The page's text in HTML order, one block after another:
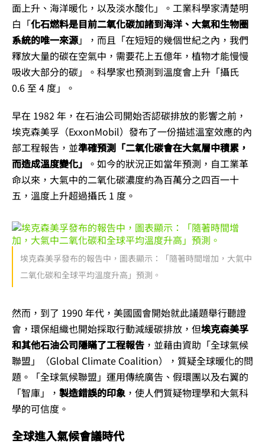
面上升、海洋暖化，以及淡水酸化」。工業科學家清楚明
白「化石燃料是目前二氧化碳加諸到海洋、大氣和生物圈
系統的唯一來源」，而且「在短短的幾個世紀之內，我們
釋放大量的碳在空氣中，需要花上五億年，植物才能慢慢
吸收大部分的碳」。科學家也預測到溫度會上升「攝氏
0.6 至 4 度」。
早在 1982 年，在石油公司開始否認碳排放的影響之前，
埃克森美孚（ExxonMobil）發布了一份描述溫室效應的內
部工程報告，並準確預測「二氧化碳會在大氣層中積累，
而造成溫度變化」 。如今的狀況正如當年預測，自工業革
命以來，大氣中的二氧化碳濃度約為百萬分之四百一十
五，溫度上升超過攝氏 1 度。
埃克森美孚發布的報告中，圖表顯示：「隨著時間增加，大氣中
二氧化碳和全球平均溫度升高」預測。
然而，到了 1990 年代，美國國會開始就此議題舉行聽證
會，環保組織也開始採取行動減緩碳排放，但埃克森美孚
和其他石油公司隱瞞了工程報告 ，並藉由資助「全球氣候
聯盟」（Global Climate Coalition），質疑全球暖化的問
題。「全球氣候聯盟」運用傳統廣告、假環團以及右翼的
「智庫」， 製造錯誤的印象 ，使人們質疑物理學和大氣科
學的可信度。
全球進入氣候會議時代